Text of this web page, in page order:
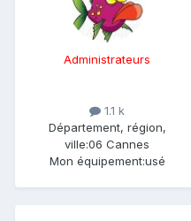
Administrateurs
1.1 k
Département, région,
ville:06 Cannes
Mon équipement:usé